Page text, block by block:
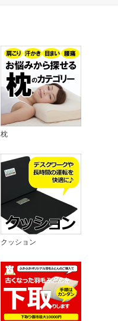
マット 送料込み
枕
クッション